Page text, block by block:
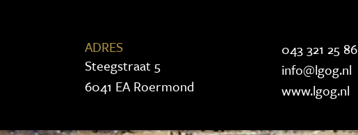
ADRES
Steegstraat 5
6041 EA Roermond
043 321 25 86
info@lgog.nl
www.lgog.nl